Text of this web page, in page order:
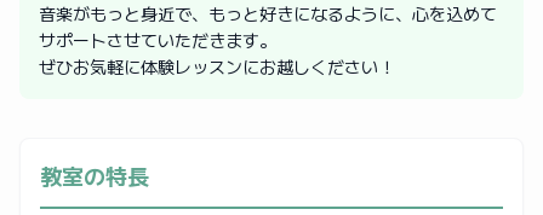
音楽がもっと身近で、もっと好きになるように、心を込めて
サポートさせていただきます。
ぜひお気軽に体験レッスンにお越しください！
教室の特長